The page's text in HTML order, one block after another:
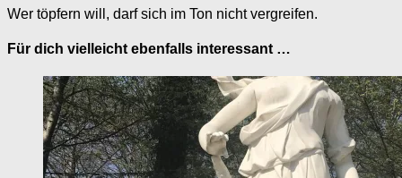
Wer töpfern will, darf sich im Ton nicht vergreifen.
Für dich vielleicht ebenfalls interessant …